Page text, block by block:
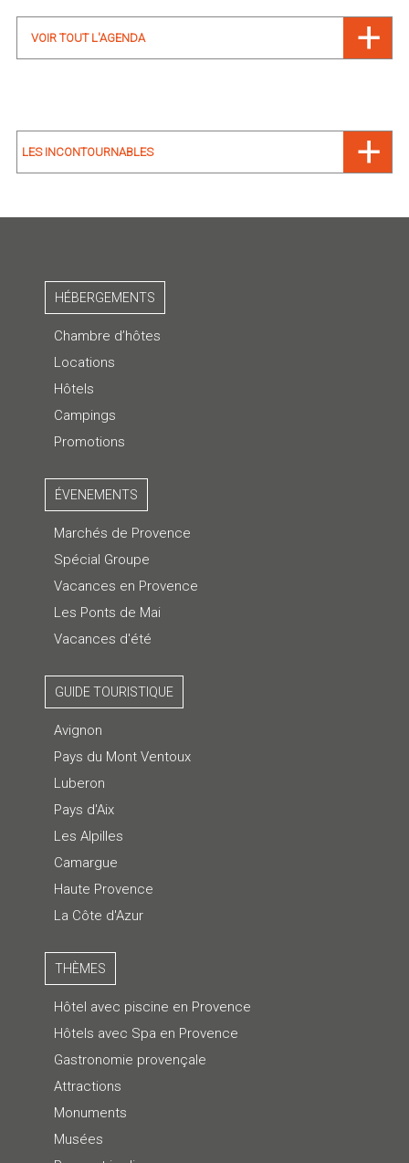
VOIR TOUT L'AGENDA
LES INCONTOURNABLES
HÉBERGEMENTS
Chambre d’hôtes
Locations
Hôtels
Campings
Promotions
ÉVENEMENTS
Marchés de Provence
Spécial Groupe
Vacances en Provence
Les Ponts de Mai
Vacances d'été
GUIDE TOURISTIQUE
Avignon
Pays du Mont Ventoux
Luberon
Pays d'Aix
Les Alpilles
Camargue
Haute Provence
La Côte d'Azur
THÈMES
Hôtel avec piscine en Provence
Hôtels avec Spa en Provence
Gastronomie provençale
Attractions
Monuments
Musées